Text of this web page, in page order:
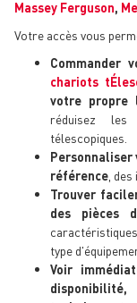
Massey Ferguson,
Votre accès vous
Commander
chariots
votre propre
réduisez
télescopiques.
référence ,
Trouver
des pièces
type
Voir